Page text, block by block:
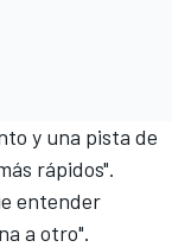
y una pista de
rápidos".
entender
a otro".